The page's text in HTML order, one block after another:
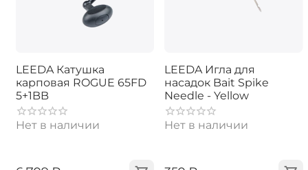
LEEDA Катушка
карповая ROGUE 65FD
5+1BB
Нет в наличии
LEEDA Игла для
насадок Bait Spike
Needle - Yellow
Нет в наличии